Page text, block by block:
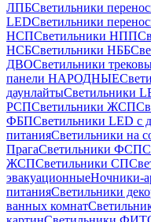
ЛПБСветильники
LEDСветильники
НСПСветильники НПП
НСБСветильники НББ
ДВОСветильники
панели НАРОДНЫЕ
даунлайтыСветильники
РСПСветильники ЖСП
ФБПСветильники LED с
питанияСветильники на
ПрагаСветильники ФСП
ЖСПСветильники СП
эвакуационныеНочники-
питанияСветильники
ванных комнат